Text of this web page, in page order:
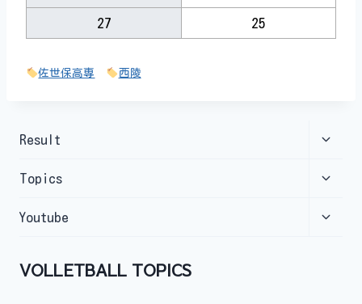
27 25
佐世保高専 西陵
Result
Toggle
Topics
Toggle
Youtube
Toggle
VOLLETBALL TOPICS